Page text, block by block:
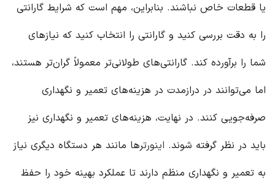
یا قطعات خاص نباشند. بنابراین، مهم است که شرایط گارانتی
را به دقت بررسی کنید و گارانتی را انتخاب کنید که نیازهای
شما را برآورده کند. گارانتی‌های طولانی‌تر معمولاً گران‌تر هستند،
اما می‌توانند در درازمدت در هزینه‌های تعمیر و نگهداری
صرفه‌جویی کنند. در نهایت، هزینه‌های تعمیر و نگهداری نیز
باید در نظر گرفته شوند. اینورترها مانند هر دستگاه دیگری نیاز
به تعمیر و نگهداری منظم دارند تا عملکرد بهینه خود را حفظ